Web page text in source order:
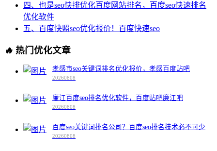
四、也是seo快排优化百度网站排名，百度seo快速排名
优化软件
五、百度快照seo优化报价！百度快速seo
🔥 热门优化文章
孝感市seo关键词排名优化报价，孝感百度贴吧
20260808
廉江百度seo排名优化软件，百度贴吧廉江吧
20260808
百度seo关键词排名公司？百度seo排名技术必不可少
20260808